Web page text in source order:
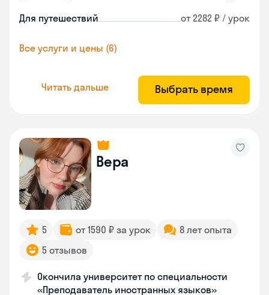
Для путешествий от 2282 ₽ / урок
Все услуги и цены (6)
Читать дальше Выбрать время
Вера
5 от 1590 ₽ за урок
8 лет опыта
5 отзывов
Окончила университет по специальности
«Преподаватель иностранных языков»